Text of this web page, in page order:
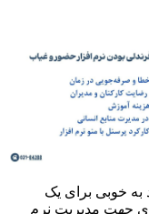
به خوبی برای یک
جهت مدیریت نرم